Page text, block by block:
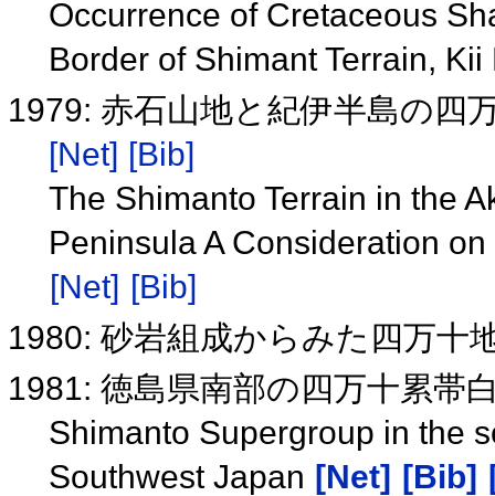
Occurrence of Cretaceous
Border of Shimant Terrain,
1979: 赤石山地と紀伊半島の四
[Net] [Bib]
The Shimanto Terrain in the
Peninsula A Consideration
[Net] [Bib]
1980: 砂岩組成からみた四万十
1981: 徳島県南部の四万十累帯
Shimanto Supergroup in the
Southwest Japan [Net] [Bib]